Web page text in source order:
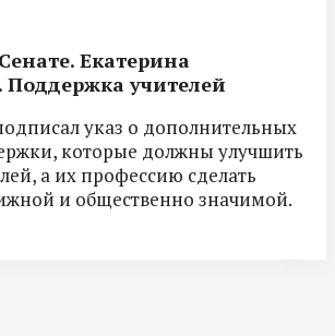
Екатерина
Поддержка учителей
указ о дополнительных
которые должны улучшить
а их профессию сделать
и общественно значимой.